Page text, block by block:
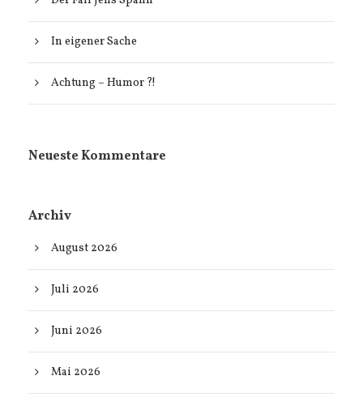
In eigener Sache
Achtung – Humor ?!
Neueste Kommentare
Archiv
August 2026
Juli 2026
Juni 2026
Mai 2026